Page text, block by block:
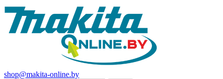
shop@makita-online.by